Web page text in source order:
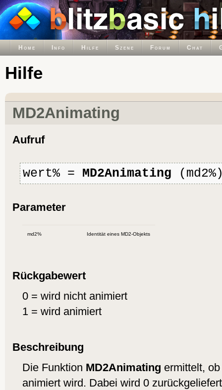
Home Info Hilfe Szene Forum Chat
Hilfe
MD2Animating
Aufruf
wert% = MD2Animating
Parameter
md2% Identität eines MD2-Objekts
Rückgabewert
0 = wird nicht animiert
1 = wird animiert
Beschreibung
Die Funktion MD2Animating ermittelt,
animiert wird. Dabei wird 0